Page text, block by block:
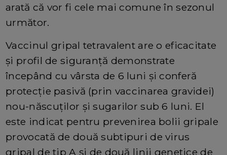
arată că vor fi cele mai comune în sezonul
următor.
Vaccinul gripal tetravalent are o eficacitate
și profil de siguranță demonstrate
începând cu vârsta de 6 luni și conferă
protecție pasivă (prin vaccinarea gravidei)
nou-născuților și sugarilor sub 6 luni. El
este indicat pentru prevenirea bolii gripale
provocată de două subtipuri de virus
gripal de tip A și de două linii genetice de